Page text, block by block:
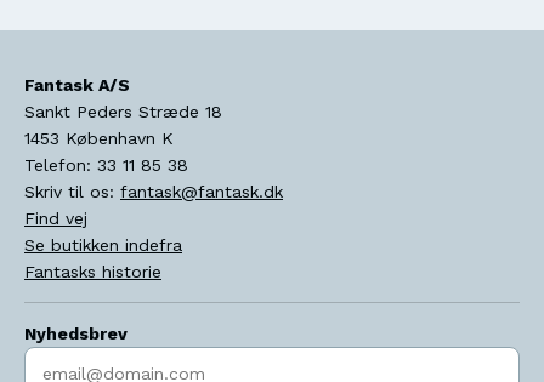
Fantask A/S
Sankt Peders Stræde 18
1453 København K
Telefon: 33 11 85 38
Skriv til os: fantask@fantask.dk
Find vej
Se butikken indefra
Fantasks historie
Nyhedsbrev
Indtast søgeord